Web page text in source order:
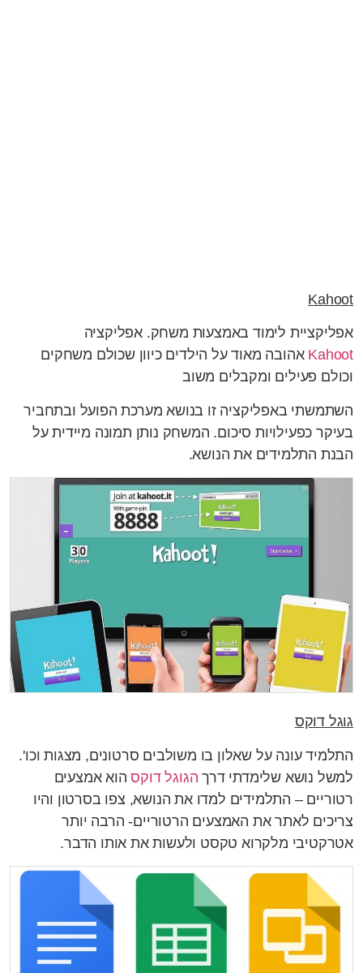
Kahoot
אפליקציית לימוד באמצעות משחק. אפליקציה
Kahoot אהובה מאוד על הילדים כיוון שכולם משחקים
וכולם פעילים ומקבלים משוב
השתמשתי באפליקציה זו בנושא מערכת הפועל ובתחביר
בעיקר כפעילויות סיכום. המשחק נותן תמונה מיידית על
הבנת התלמידים את הנושא.
גוגל דוקס
התלמיד עונה על שאלון בו משולבים סרטונים, מצגות וכו'.
למשל נושא שלימדתי דרך הגוגל דוקסהוא אמצעים
רטוריים – התלמידים למדו את הנושא, צפו בסרטון והיו
צריכים לאתר את האמצעים הרטוריים- הרבה יותר
אטרקטיבי מלקרוא טקסט ולעשות את אותו הדבר.